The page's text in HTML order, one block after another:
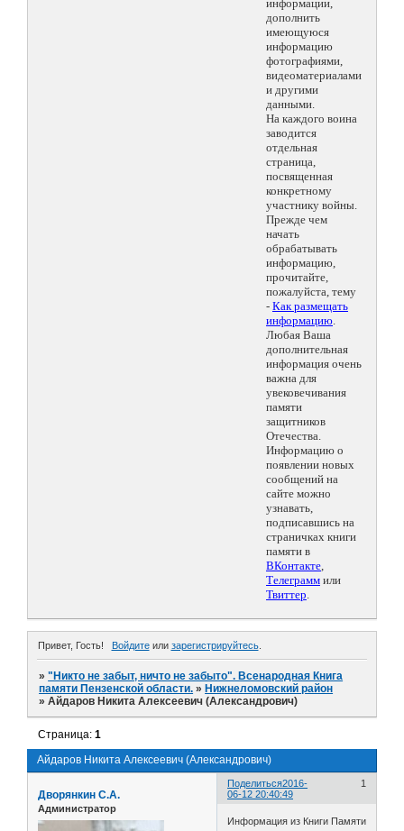
информации,
дополнить
имеющуюся
информацию
фотографиями,
видеоматериалами
и другими
данными.
На каждого воина
заводится
отдельная
страница,
посвященная
конкретному
участнику войны.
Прежде чем
начать
обрабатывать
информацию,
прочитайте,
пожалуйста, тему
- Как размещать
информацию.
Любая Ваша
дополнительная
информация очень
важна для
увековечивания
памяти
защитников
Отечества.
Информацию о
появлении новых
сообщений на
сайте можно
узнавать,
подписавшись на
страничках книги
памяти в
ВКонтакте,
Телеграмм или
Твиттер.
Привет, Гость! Войдитеили зарегистрируйтесь.
»"Никто не забыт, ничто не забыто". Всенародная Книга
памяти Пензенской области. » Нижнеломовский район
»Айдаров Никита Алексеевич (Александрович)
Айдаров Никита Алексеевич (Александрович)
Страница:1
Поделиться 1
2016-
06-12 20:40:49
Дворянкин С.А.
Администратор
Информация из Книги Памяти